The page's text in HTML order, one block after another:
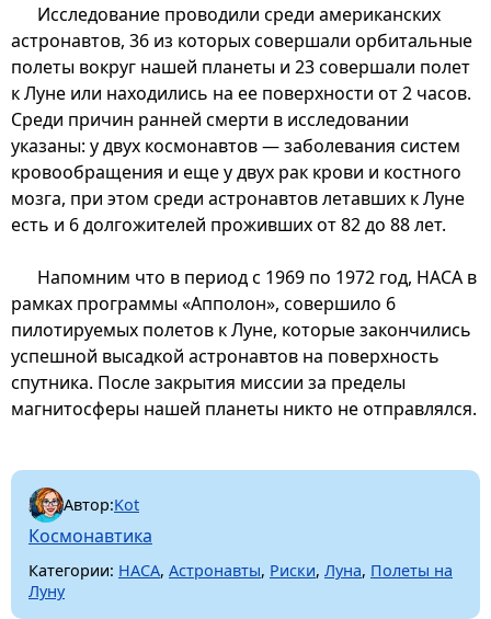
Исследование проводили среди американских
астронавтов, 36 из которых совершали орбитальные
полеты вокруг нашей планеты и 23 совершали полет
к Луне или находились на ее поверхности от 2 часов.
Среди причин ранней смерти в исследовании
указаны: у двух космонавтов — заболевания систем
кровообращения и еще у двух рак крови и костного
мозга, при этом среди астронавтов летавших к Луне
есть и 6 долгожителей проживших от 82 до 88 лет.
Напомним что в период с 1969 по 1972 год, НАСА в
рамках программы «Апполон», совершило 6
пилотируемых полетов к Луне, которые закончились
успешной высадкой астронавтов на поверхность
спутника. После закрытия миссии за пределы
магнитосферы нашей планеты никто не отправлялся.
Автор:Kot
Космонавтика
Категории: НАСА, Астронавты, Риски, Луна, Полеты на
Луну